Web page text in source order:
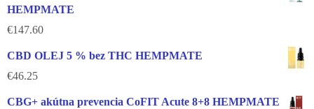
HEMPMATE
€147.60
CBD OLEJ 5 % bez THC HEMPMATE
€46.25
CBG+ akútna prevencia CoFIT Acute 8+8 HEMPMATE